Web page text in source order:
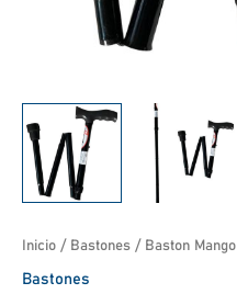
Inicio / Bastones / Baston
Bastones